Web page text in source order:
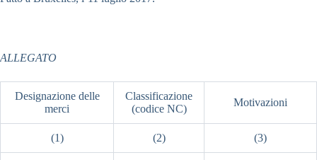
ALLEGATO
Designazione delle
merci
Classificazione
(codice NC)
Motivazioni
(1) (2) (3)